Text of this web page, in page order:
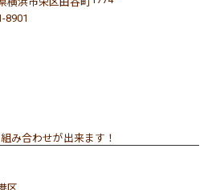
8901
み合わせが出来ます！